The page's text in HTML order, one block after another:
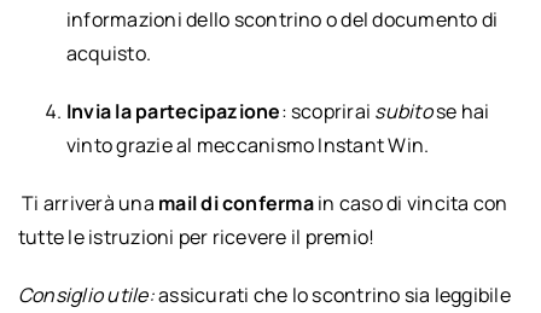
informazioni dello scontrino o del documento di
acquisto.
Invia la partecipazione: scoprirai subitose hai
vinto grazie al meccanismo Instant Win.
Ti arriverà una mail di confermain caso di vincita con
tutte le istruzioni per ricevere il premio!
Consiglio utile:assicurati che lo scontrino sia leggibile